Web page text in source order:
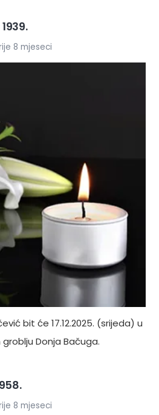
8 mjeseci
bit će 17.12.2025. (srijeda) u
Donja Bačuga.
8 mjeseci